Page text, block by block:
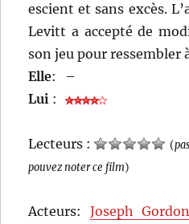
escient et sans excès.
Levitt a accepté de
son jeu pour ressembler
Elle:
–
Lui :
Lecteurs : (
pouvez noter ce film)
Acteurs: Joseph